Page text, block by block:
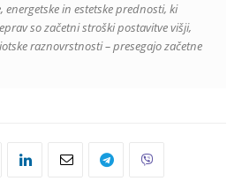
energetske in estetske prednosti, ki
so začetni stroški postavitve višji,
raznovrstnosti – presegajo začetne